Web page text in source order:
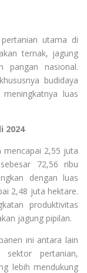
utama di
ternak, jagung
pangan nasional.
budidaya
luas
2024
mencapai 2,55 juta
72,56 ribu
dengan luas
2,48 juta hektare.
produktivitas
jagung pipilan.
ini antara lain
sektor pertanian,
lebih mendukung